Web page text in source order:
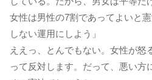
女性は男性の7割であってよいと
しない運用にしよう」
ええっ、とんでもない。女性が怒
って反対します。だって、悪い方